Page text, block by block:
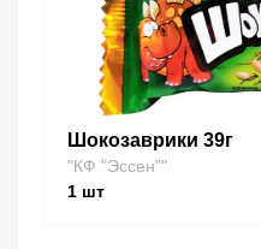
Шокозаврики 39г
"КФ "Эссен""
1 шт